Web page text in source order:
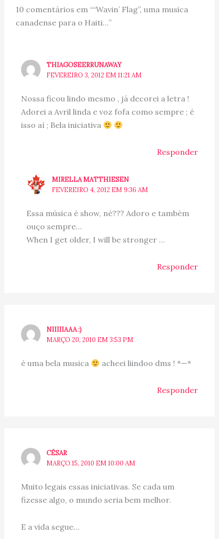
10 comentários em ““Wavin’ Flag”, uma musica
canadense para o Haiti…”
THIAGOSEERRUNAWAY
FEVEREIRO 3, 2012 EM 11:21 AM
Nossa ficou lindo mesmo , já decorei a letra !
Adorei a Avril linda e voz fofa como sempre ; é
isso aí ; Bela iniciativa
Responder
MIRELLA MATTHIESEN
FEVEREIRO 4, 2012 EM 9:36 AM
Essa música é show, né??? Adoro e também
ouço sempre…
When I get older, I will be stronger …
Responder
NIIIIIAAA :)
MARÇO 20, 2010 EM 3:53 PM
é uma bela musica acheei liindoo dms ! *—*
Responder
CÉSAR
MARÇO 15, 2010 EM 10:00 AM
Muito legais essas iniciativas. Se cada um
fizesse algo, o mundo seria bem melhor.
E a vida segue…